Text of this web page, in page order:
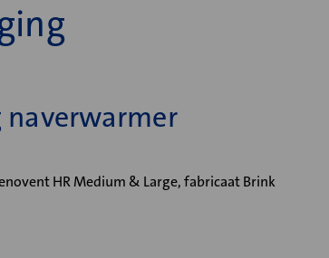
HR Medium & Large, fabricaat Brink